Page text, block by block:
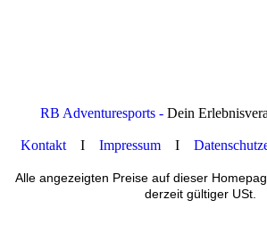
RB Adventuresports - Dein
KontaktI ImpressumI
Alle angezeigten Preise auf dieser
derzeit gültiger USt.